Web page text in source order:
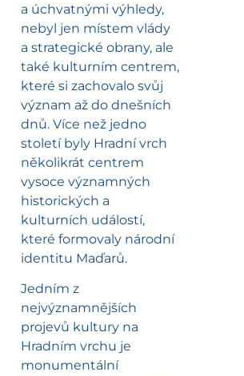
a úchvatnými výhledy,
nebyl jen místem vlády
a strategické obrany, ale
také kulturním centrem,
které si zachovalo svůj
význam až do dnešních
dnů. Více než jedno
století byly Hradní vrch
několikrát centrem
vysoce významných
historických a
kulturních událostí,
které formovaly národní
identitu Maďarů.
Jedním z
nejvýznamnějších
projevů kultury na
Hradním vrchu je
monumentální